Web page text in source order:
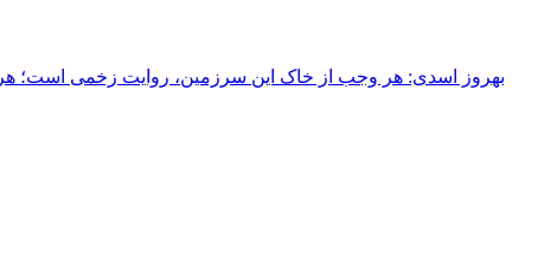
بهروز اسدی: هر وجب از خاک‌ این سرزمین، روایت زخمی است؛ هر